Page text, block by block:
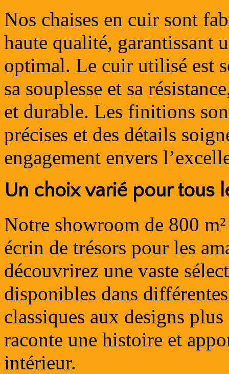
Nos chaises en cuir sont
haute qualité, garantissant
optimal. Le cuir utilisé est
sa souplesse et sa
et durable. Les finitions
précises et des détails
engagement envers
Un choix varié pour tous
Notre showroom de 800
écrin de trésors pour les
découvrirez une vaste
disponibles dans
classiques aux designs
raconte une histoire et
intérieur.